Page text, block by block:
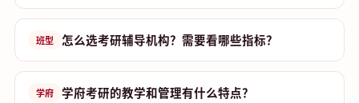
班型 怎么选考研辅导机构？需要看哪些指标？
学府 学府考研的教学和管理有什么特点？